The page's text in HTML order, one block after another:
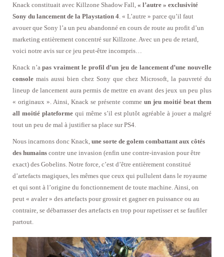
Knack constituait avec Killzone Shadow Fall, « l’autre » exclusivité
Sony du lancement de la Playstation 4 . « L’autre » parce qu’il faut
avouer que Sony l’a un peu abandonné en cours de route au profit d’un
marketing entièrement concentré sur Killzone. Avec un peu de retard,
voici notre avis sur ce jeu peut-être incompris…
Knack n’a pas vraiment le profil d’un jeu de lancement d’une nouvelle
console mais aussi bien chez Sony que chez Microsoft, la pauvreté du
lineup de lancement aura permis de mettre en avant des jeux un peu plus
« originaux ». Ainsi, Knack se présente comme un jeu moitié beat them
all moitié plateformequi même s’il est plutôt agréable à jouer a malgré
tout un peu de mal à justifier sa place sur PS4.
Nous incarnons donc Knack, une sorte de golem combattant aux côtés
des humains contre une invasion (enfin une contre-invasion pour être
exact) des Gobelins. Notre force, c’est d’être entièrement constitué
d’artefacts magiques, les mêmes que ceux qui pullulent dans le royaume
et qui sont à l’origine du fonctionnement de toute machine. Ainsi, on
peut « avaler » des artefacts pour grossir et gagner en puissance ou au
contraire, se débarrasser des artefacts en trop pour rapetisser et se faufiler
partout.